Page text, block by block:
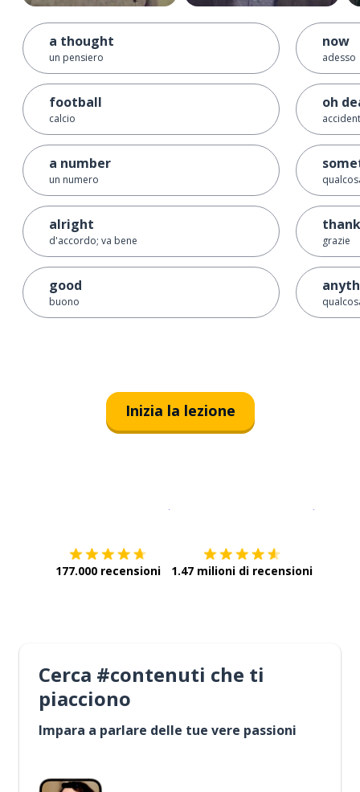
a thought
un pensiero
football
calcio
a number
un numero
alright
d'accordo; va bene
good
buono
now
adesso
oh
grazie
Inizia la lezione
177.000 recensioni 1.47 milioni di recensioni
Cerca #contenuti che ti
piacciono
Impara a parlare delle tue vere passioni